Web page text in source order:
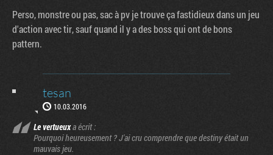
Perso, monstre ou pas, sac à pv je trouve ça fastidieux dans un jeu
d'action avec tir, sauf quand il y a des boss qui ont de bons
pattern.
tesan
10.03.2016
Le vertueuxa écrit :
Pourquoi heureusement ? J'ai cru comprendre que destiny était un
mauvais jeu.